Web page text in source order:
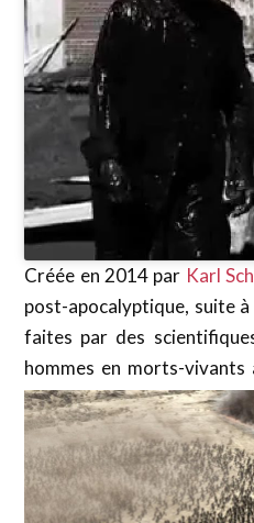
Créée en 2014 par Karl
post-apocalyptique, suite
faites par des
hommes en morts-